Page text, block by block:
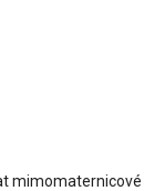
mimomaternicové